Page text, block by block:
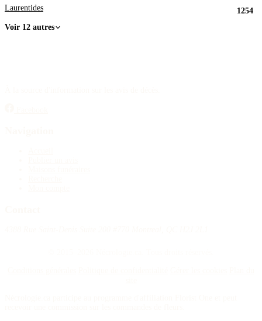
Laurentides
1254
Voir 12 autres